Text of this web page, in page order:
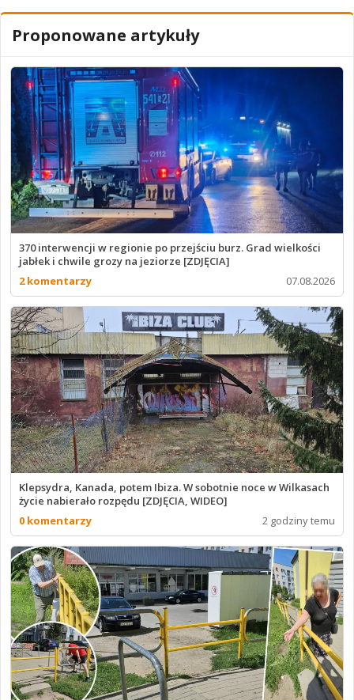
Proponowane artykuły
370 interwencji w regionie po przejściu burz. Grad wielkości
jabłek i chwile grozy na jeziorze [ZDJĘCIA]
2 komentarzy
07.08.2026
Klepsydra, Kanada, potem Ibiza. W sobotnie noce w Wilkasach
życie nabierało rozpędu [ZDJĘCIA, WIDEO]
0 komentarzy
2 godziny temu